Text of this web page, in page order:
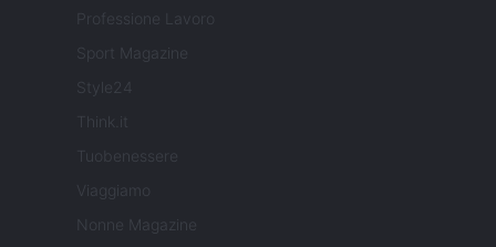
Professione Lavoro
Sport Magazine
Style24
Think.it
Tuobenessere
Viaggiamo
Nonne Magazine